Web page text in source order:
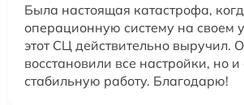
Была настоящая катастрофа,
операционную систему на своем
этот СЦ действительно выручил.
восстановили все настройки, но
стабильную работу. Благодарю!